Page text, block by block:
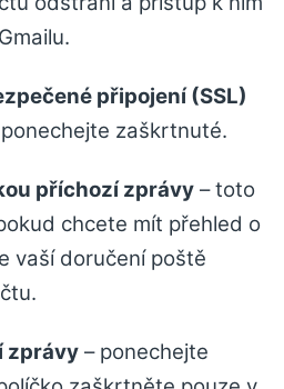
připojení (SSL)
zaškrtnuté.
příchozí zprávy – toto
chcete mít přehled o
vaší doručení poště
zprávy – ponechejte